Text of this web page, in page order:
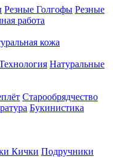
Резные Голгофы Резные
работа
кожа
Натуральные
Старообрядчество
Букинистика
Кички Подручники